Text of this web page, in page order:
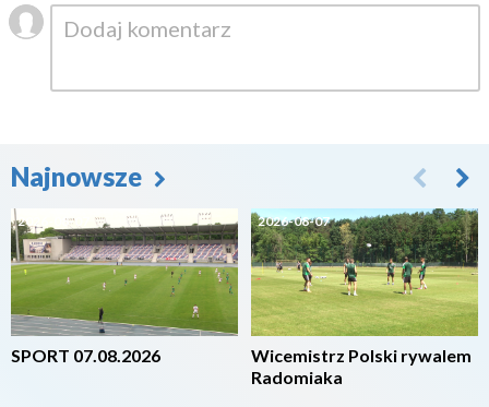
Najnowsze
2026-08-07
SPORT 07.08.2026
2026-08-07
Wicemistrz Polski rywalem
Radomiaka